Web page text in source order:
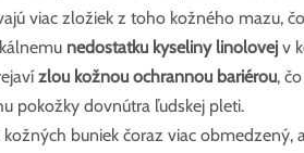
viac zložiek z toho kožného mazu,
nedostatku kyseliny linolovej v
zlou kožnou ochrannou bariérou,
pokožky dovnútra ľudskej pleti.
buniek čoraz viac obmedzený,